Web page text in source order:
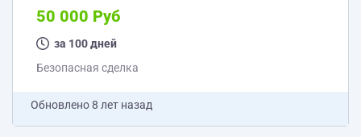
50 000 Руб
за 100 дней
Безопасная сделка
Обновлено8 лет назад